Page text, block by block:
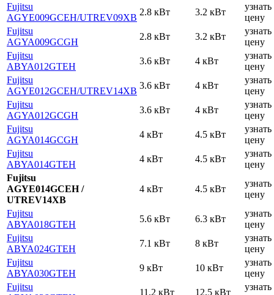
Fujitsu
AGYE009GCEH/UTREV09XB
2.8 кВт 3.2 кВт
узнать
цену
Fujitsu
AGYA009GCGH
2.8 кВт 3.2 кВт
узнать
цену
Fujitsu
AВYA012GТЕH
3.6 кВт 4 кВт
узнать
цену
Fujitsu
AGYE012GCEH/UTREV14XB
3.6 кВт 4 кВт
узнать
цену
Fujitsu
AGYA012GCGH
3.6 кВт 4 кВт
узнать
цену
Fujitsu
AGYA014GCGH
4 кВт 4.5 кВт
узнать
цену
Fujitsu
AВYA014GТЕH
4 кВт 4.5 кВт
узнать
цену
Fujitsu
AGYE014GCEH /
UTREV14XB
4 кВт 4.5 кВт
узнать
цену
Fujitsu
AВYA018GТЕH
5.6 кВт 6.3 кВт
узнать
цену
Fujitsu
AВYA024GТЕH
7.1 кВт 8 кВт
узнать
цену
Fujitsu
AВYA030GТЕH
9 кВт 10 кВт
узнать
цену
Fujitsu
11.2 кВт 12.5 кВт
узнать